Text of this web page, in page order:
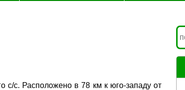
с/с. Расположено в 78 км к юго-западу от